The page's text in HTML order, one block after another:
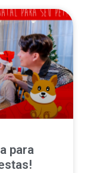
para